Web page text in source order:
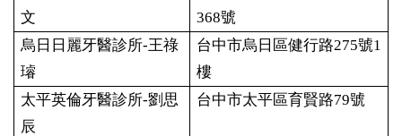
文
368號
烏日日麗牙醫診所-王祿
璿
台中市烏日區健行路275號1
樓
太平英倫牙醫診所-劉思
辰
台中市太平區育賢路79號